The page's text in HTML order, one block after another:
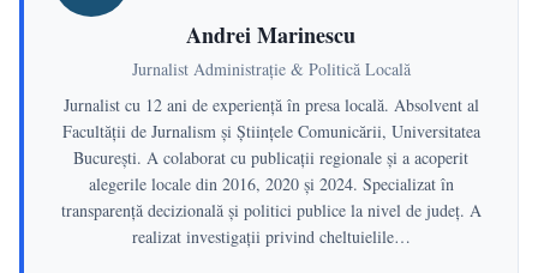
Andrei Marinescu
Jurnalist Administrație & Politică Locală
Jurnalist cu 12 ani de experiență în presa locală. Absolvent al
Facultății de Jurnalism și Științele Comunicării, Universitatea
București. A colaborat cu publicații regionale și a acoperit
alegerile locale din 2016, 2020 și 2024. Specializat în
transparență decizională și politici publice la nivel de județ. A
realizat investigații privind cheltuielile…